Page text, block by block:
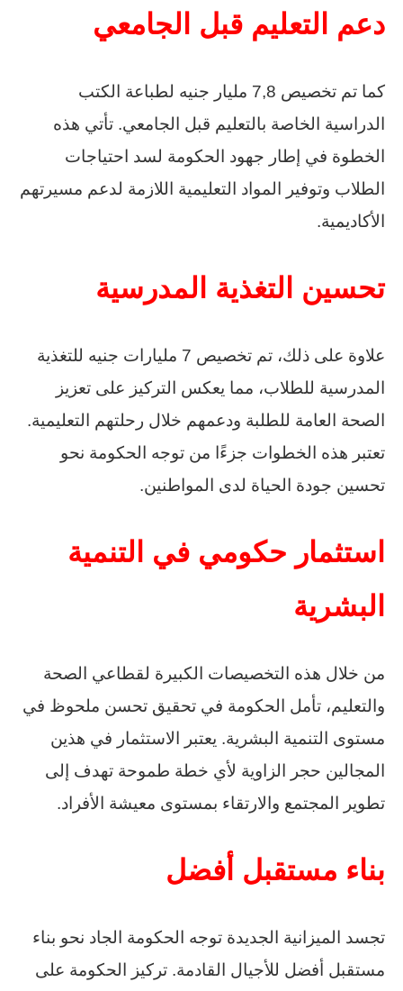
دعم التعليم قبل الجامعي
كما تم تخصيص 7,8 مليار جنيه لطباعة الكتب
الدراسية الخاصة بالتعليم قبل الجامعي. تأتي هذه
الخطوة في إطار جهود الحكومة لسد احتياجات
الطلاب وتوفير المواد التعليمية اللازمة لدعم مسيرتهم
الأكاديمية.
تحسين التغذية المدرسية
علاوة على ذلك، تم تخصيص 7 مليارات جنيه للتغذية
المدرسية للطلاب، مما يعكس التركيز على تعزيز
الصحة العامة للطلبة ودعمهم خلال رحلتهم التعليمية.
تعتبر هذه الخطوات جزءًا من توجه الحكومة نحو
تحسين جودة الحياة لدى المواطنين.
استثمار حكومي في التنمية
البشرية
من خلال هذه التخصيصات الكبيرة لقطاعي الصحة
والتعليم، تأمل الحكومة في تحقيق تحسن ملحوظ في
مستوى التنمية البشرية. يعتبر الاستثمار في هذين
المجالين حجر الزاوية لأي خطة طموحة تهدف إلى
تطوير المجتمع والارتقاء بمستوى معيشة الأفراد.
بناء مستقبل أفضل
تجسد الميزانية الجديدة توجه الحكومة الجاد نحو بناء
مستقبل أفضل للأجيال القادمة. تركيز الحكومة على